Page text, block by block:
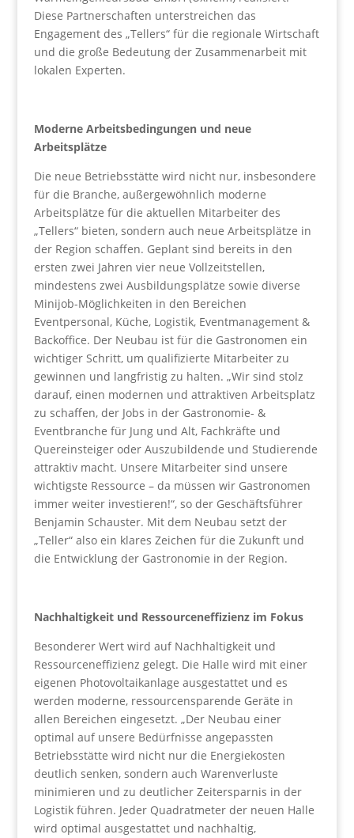
Diese Partnerschaften unterstreichen das
Engagement des „Tellers“ für die regionale Wirtschaft
und die große Bedeutung der Zusammenarbeit mit
lokalen Experten.
Moderne Arbeitsbedingungen und neue
Arbeitsplätze
Die neue Betriebsstätte wird nicht nur, insbesondere
für die Branche, außergewöhnlich moderne
Arbeitsplätze für die aktuellen Mitarbeiter des
„Tellers“ bieten, sondern auch neue Arbeitsplätze in
der Region schaffen. Geplant sind bereits in den
ersten zwei Jahren vier neue Vollzeitstellen,
mindestens zwei Ausbildungsplätze sowie diverse
Minijob-Möglichkeiten in den Bereichen
Eventpersonal, Küche, Logistik, Eventmanagement &
Backoffice. Der Neubau ist für die Gastronomen ein
wichtiger Schritt, um qualifizierte Mitarbeiter zu
gewinnen und langfristig zu halten. „Wir sind stolz
darauf, einen modernen und attraktiven Arbeitsplatz
zu schaffen, der Jobs in der Gastronomie- &
Eventbranche für Jung und Alt, Fachkräfte und
Quereinsteiger oder Auszubildende und Studierende
attraktiv macht. Unsere Mitarbeiter sind unsere
wichtigste Ressource – da müssen wir Gastronomen
immer weiter investieren!“, so der Geschäftsführer
Benjamin Schauster. Mit dem Neubau setzt der
„Teller“ also ein klares Zeichen für die Zukunft und
die Entwicklung der Gastronomie in der Region.
Nachhaltigkeit und Ressourceneffizienz im Fokus
Besonderer Wert wird auf Nachhaltigkeit und
Ressourceneffizienz gelegt. Die Halle wird mit einer
eigenen Photovoltaikanlage ausgestattet und es
werden moderne, ressourcensparende Geräte in
allen Bereichen eingesetzt. „Der Neubau einer
optimal auf unsere Bedürfnisse angepassten
Betriebsstätte wird nicht nur die Energiekosten
deutlich senken, sondern auch Warenverluste
minimieren und zu deutlicher Zeitersparnis in der
Logistik führen. Jeder Quadratmeter der neuen Halle
wird optimal ausgestattet und nachhaltig,